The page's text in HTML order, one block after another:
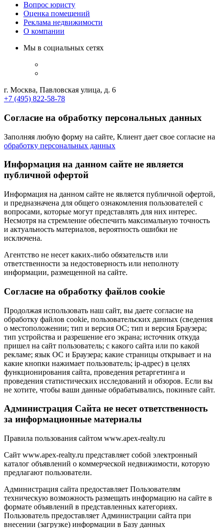
Вопрос юристу
Оценка помещений
Реклама недвижимости
О компании
Мы в социальных сетях
г. Москва, Павловская улица, д. 6
+7 (495) 822-58-78
Согласие на обработку персональных данных
Заполняя любую форму на сайте, Клиент дает свое согласие на
обработку персональных данных
Информация на данном сайте не является
публичной офертой
Информация на данном сайте не является публичной офертой,
и предназначена для общего ознакомления пользователей с
вопросами, которые могут представлять для них интерес.
Несмотря на стремление обеспечить максимальную точность
и актуальность материалов, вероятность ошибки не
исключена.
Агентство не несет каких-либо обязательств или
ответственности за недостоверность или неполноту
информации, размещенной на сайте.
Cогласие на обработку файлов cookie
Продолжая использовать наш сайт, вы даете согласие на
обработку файлов cookie, пользовательских данных (сведения
о местоположении; тип и версия ОС; тип и версия Браузера;
тип устройства и разрешение его экрана; источник откуда
пришел на сайт пользователь; с какого сайта или по какой
рекламе; язык ОС и Браузера; какие страницы открывает и на
какие кнопки нажимает пользователь; ip-адрес) в целях
функционирования сайта, проведения ретаргетинга и
проведения статистических исследований и обзоров. Если вы
не хотите, чтобы ваши данные обрабатывались, покиньте сайт.
Администрация Сайта не несет ответственность
за информационные материалы
Правила пользования сайтом www.apex-realty.ru
Сайт www.apex-realty.ru представляет собой электронный
каталог объявлений о коммерческой недвижимости, которую
предлагают пользователи.
Администрация сайта предоставляет Пользователям
техническую возможность размещать информацию на сайте в
формате объявлений в представленных категориях.
Пользователь предоставляет Администрации сайта при
внесении (загрузке) информации в Базу данных